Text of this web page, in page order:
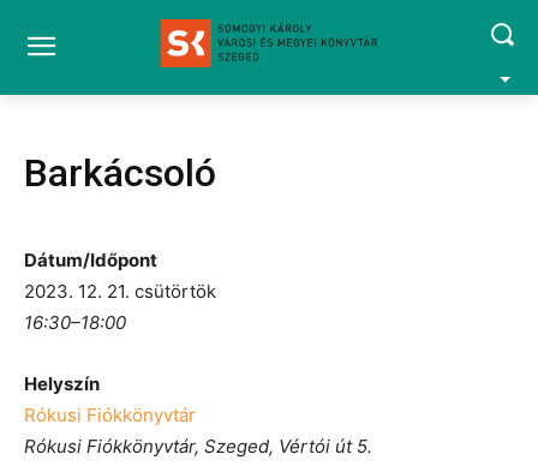
Barkácsoló
Dátum/Időpont
2023. 12. 21. csütörtök
16:30–18:00
Helyszín
Rókusi Fiókkönyvtár
Rókusi Fiókkönyvtár, Szeged, Vértói út 5.